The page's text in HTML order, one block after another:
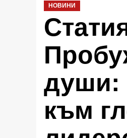
НОВИНИ
души:
към